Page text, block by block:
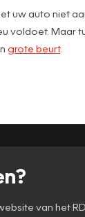
auto niet
voldoet. Maar
grote beurt.
van het